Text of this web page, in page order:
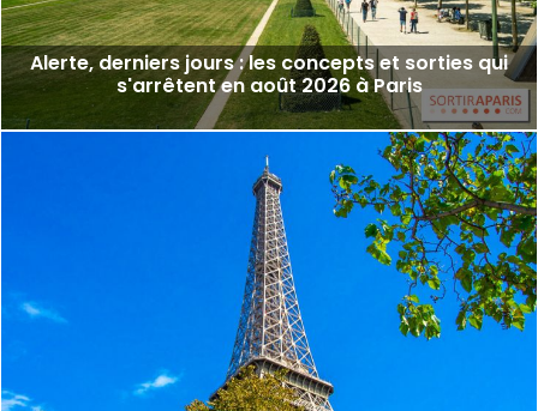
Alerte, derniers jours : les concepts et sorties qui
s'arrêtent en août 2026 à Paris